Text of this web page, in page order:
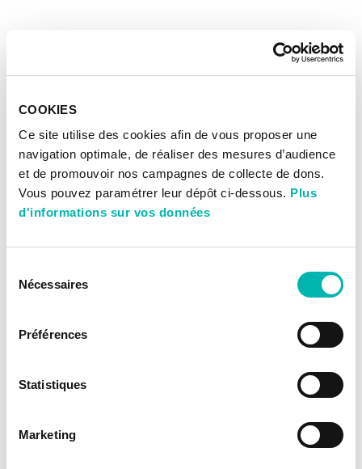
COOKIES
Ce site utilise des cookies afin de vous proposer une
navigation optimale, de réaliser des mesures d’audience
et de promouvoir nos campagnes de collecte de dons.
Vous pouvez paramétrer leur dépôt ci-dessous. Plus
d'informations sur vos données
Nécessaires
Préférences
Statistiques
Marketing